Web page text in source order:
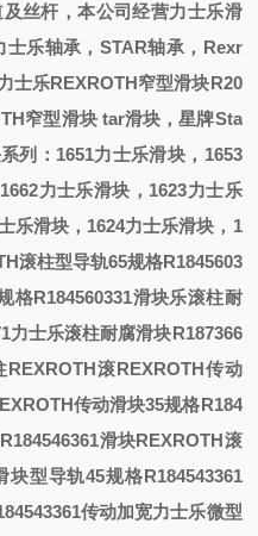
丝杆，本公司经营力士乐滑
乐轴承， STAR轴承， Rexr
士乐REXROTH窄型滑块R20
窄型滑块 tar滑块，星牌Sta
列： 1651力士乐滑块， 1653
1662力士乐滑块， 1623力士乐
乐滑块， 1624力士乐滑块， 1
滚柱型导轨65规格R1845603
格R184560331滑块乐滚柱耐
力士乐滚柱耐腐滑块R187366
REXROTH滚REXROTH传动
传动滑块35规格R184
滑块REXROTH滚
块型导轨45规格R184543361
传动加宽力士乐微型